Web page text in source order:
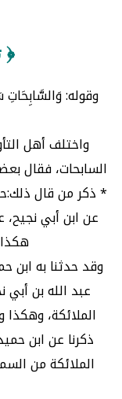
﴿
وقوله:
واختلف أهل
السابحات، فقال
* ذكر من قال
عن ابن أبي
وقد حدثنا به ابن
عبد الله بن
الملائكة،
ذكرنا عن ابن
الملائكة من